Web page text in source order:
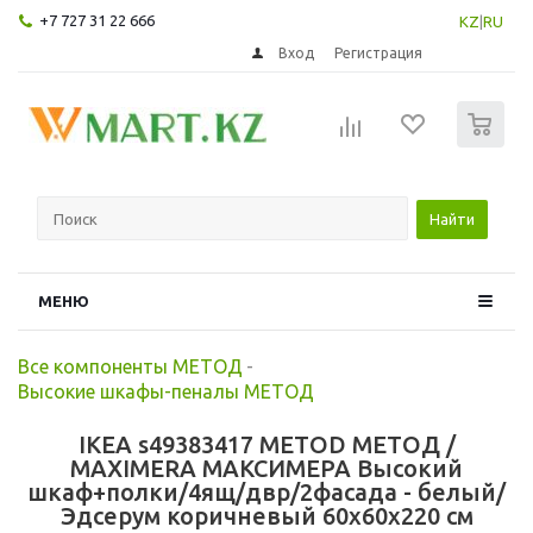
+7 727 31 22 666 KZ RU
Вход Регистрация
Найти
МЕНЮ
Все компоненты МЕТОД -
Высокие шкафы-пеналы МЕТОД
IKEA s49383417 METOD МЕТОД /
MAXIMERA МАКСИМЕРА Высокий
шкаф+полки/4ящ/двр/2фасада - белый/
Эдсерум коричневый 60x60x220 см